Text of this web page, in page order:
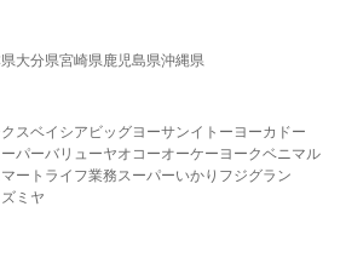
大分県宮崎県鹿児島県沖縄県
スベイシア ビッグヨーサンイトーヨーカドー
パーバリューヤオコーオーケー ヨークベニマル
ート ライフ業務スーパーいかり フジグラン
ミヤ